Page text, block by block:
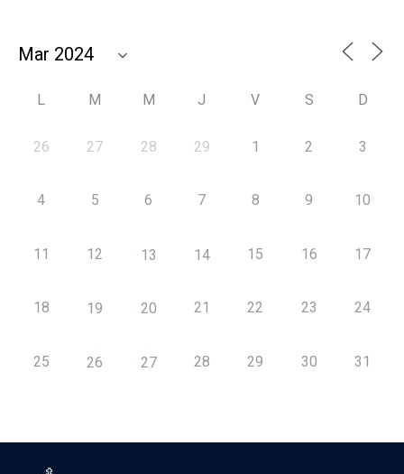
L M M J V S D
26 27 28 29 1 2 3
4 5 6 7 8 9 10
11 12 13 14 15 16 17
18 19 20 21 22 23 24
25 26 27 28 29 30 31